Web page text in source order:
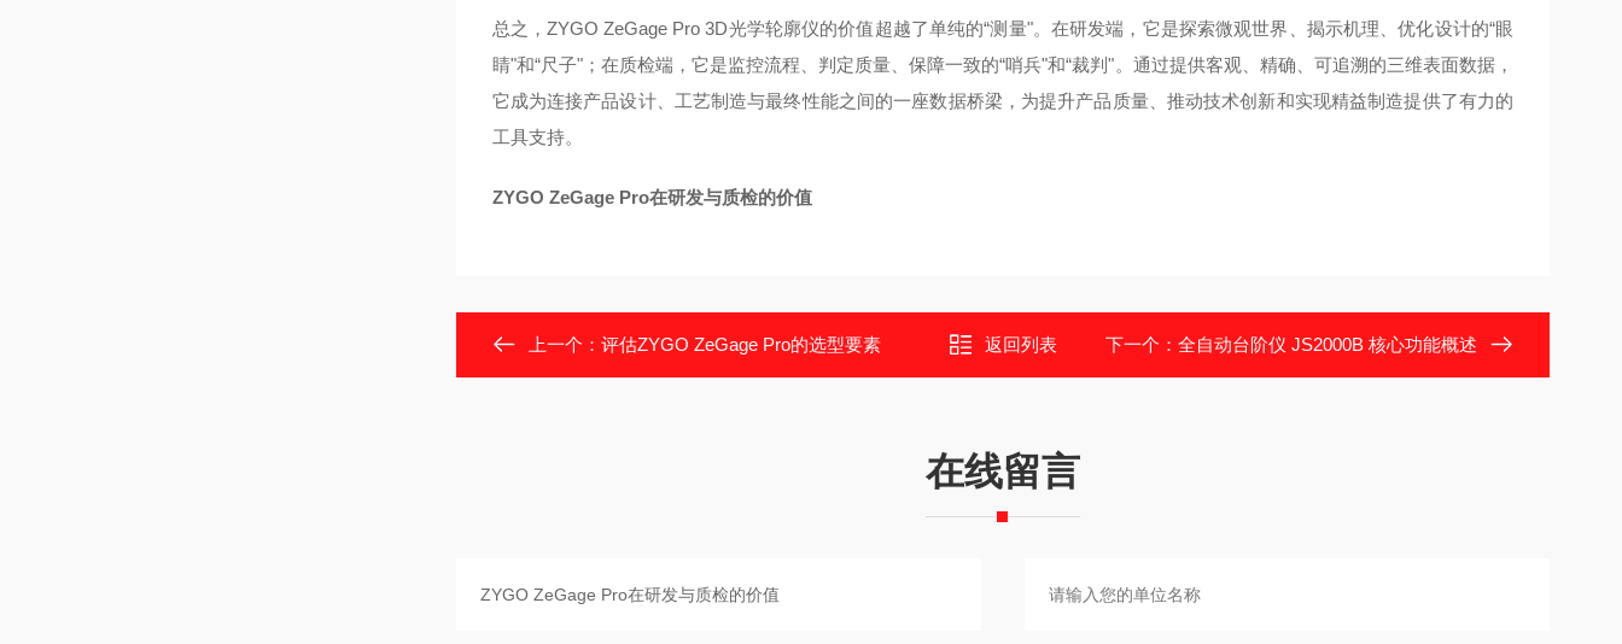
总之，ZYGO ZeGage Pro 3D光学轮廓仪的价值超越了单纯的“测量"。在研发端，它是探索微观世界、揭示机理、优化设计的“眼
睛"和“尺子"；在质检端，它是监控流程、判定质量、保障一致的“哨兵"和“裁判"。通过提供客观、精确、可追溯的三维表面数据，
它成为连接产品设计、工艺制造与最终性能之间的一座数据桥梁，为提升产品质量、推动技术创新和实现精益制造提供了有力的
工具支持。
ZYGO ZeGage Pro在研发与质检的价值
上一个： 评估ZYGO ZeGage Pro的选型要素 返回列表 下一个： 全自动台阶仪 JS2000B 核心功能概述
在线留言